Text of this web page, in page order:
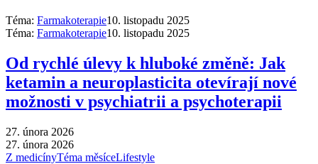
Téma: Farmakoterapie10. listopadu 2025
Téma: Farmakoterapie10. listopadu 2025
Od rychlé úlevy k hluboké změně: Jak
ketamin a neuroplasticita otevírají nové
možnosti v psychiatrii a psychoterapii
27. února 2026
27. února 2026
Z medicínyTéma měsíceLifestyle